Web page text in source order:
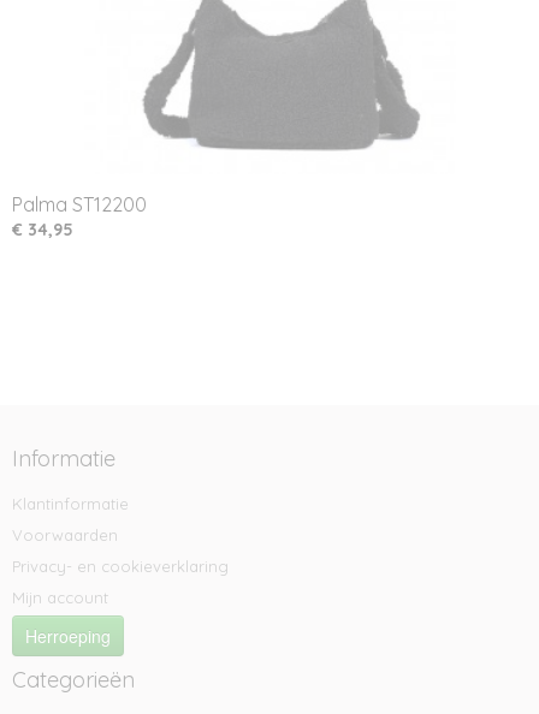
Palma ST12200
€ 34,95
Informatie
Klantinformatie
Voorwaarden
Privacy- en cookieverklaring
Mijn account
Herroeping
Categorieën